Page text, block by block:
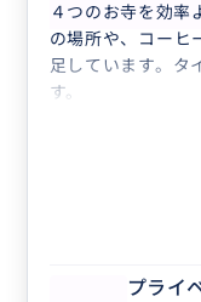
４つのお寺を効率
の場所や、コーヒ
足しています。タ
す。
プライ